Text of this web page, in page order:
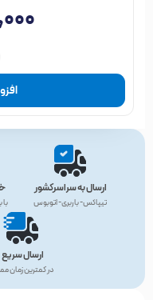
ارسال به سراسرکشور
تیپاکس- باربری- اتوبوس
ارسال سریع
در کمترین زمان